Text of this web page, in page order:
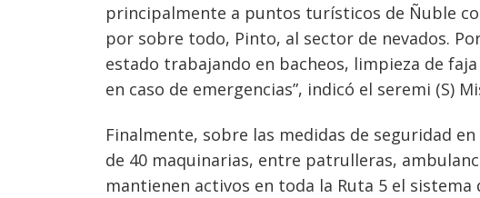
principalmente a puntos turísticos de Ñuble
por sobre todo, Pinto, al sector de nevados.
estado trabajando en bacheos, limpieza de
en caso de emergencias”, indicó el seremi (S)
Finalmente, sobre las medidas de seguridad
de 40 maquinarias, entre patrulleras,
mantienen activos en toda la Ruta 5 el